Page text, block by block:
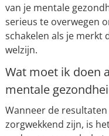
van je mentale
serieus te overwegen
schakelen als je merkt
welzijn.
Wat moet ik doen
mentale
Wanneer de
zorgwekkend zijn, is